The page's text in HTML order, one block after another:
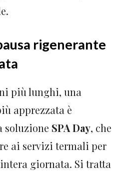
rigenerante
più lunghi, una
apprezzata è
soluzione SPA Day, che
ai servizi termali per
giornata. Si tratta